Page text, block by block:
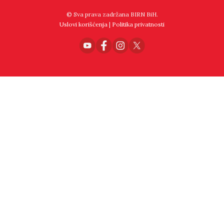
© Sva prava zadržana BIRN BiH.
Uslovi korišćenja | Politika privatnosti